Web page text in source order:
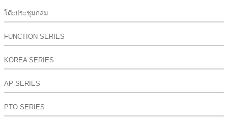
โต๊ะประชุมกลม
FUNCTION SERIES
KOREA SERIES
AP-SERIES
PTO SERIES